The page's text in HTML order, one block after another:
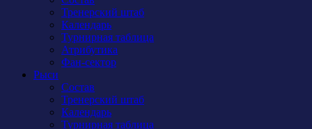
Тренерский штаб
Календарь
Турнирная таблица
Атрибутика
Фан-сектор
Рыси
Состав
Тренерский штаб
Календарь
Турнирная таблица